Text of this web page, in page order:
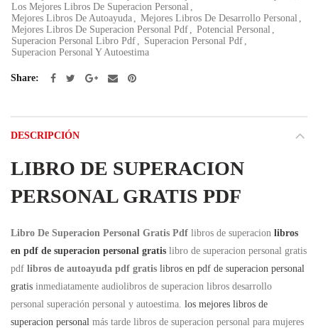
Los Mejores Libros De Superacion Personal ,
Mejores Libros De Autoayuda , Mejores Libros De Desarrollo Personal ,
Mejores Libros De Superacion Personal Pdf , Potencial Personal ,
Superacion Personal Libro Pdf , Superacion Personal Pdf ,
Superacion Personal Y Autoestima
Share
DESCRIPCIÓN
LIBRO DE SUPERACION
PERSONAL GRATIS PDF
Libro De Superacion Personal Gratis Pdf libros de superacion libros
en pdf de superacion personal gratis libro de superacion personal gratis
pdf libros de autoayuda pdf gratis libros en pdf de superacion personal
gratis inmediatamente audiolibros de superacion libros desarrollo
personal superación personal y autoestima. los mejores libros de
superacion personal más tarde libros de superacion personal para mujeres